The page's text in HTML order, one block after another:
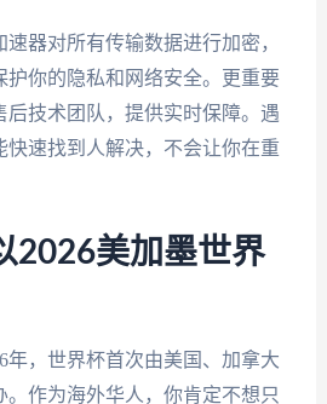
器对所有传输数据进行加密，
护你的隐私和网络安全。更重要
后技术团队，提供实时保障。遇
快速找到人解决，不会让你在重
2026美加墨世界
年，世界杯首次由美国、加拿大
作为海外华人，你肯定不想只